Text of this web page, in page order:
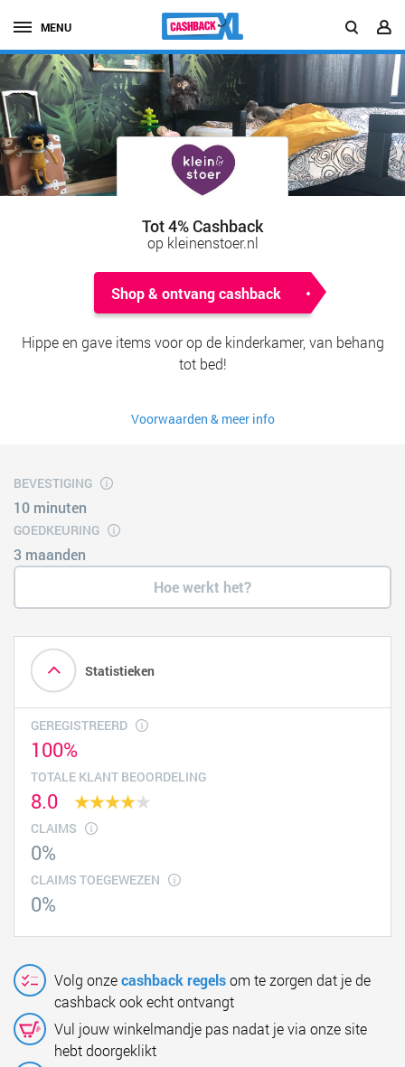
MENU
Tot 4% Cashback
op kleinenstoer.nl
Shop & ontvang cashback
Hippe en gave items voor op de kinderkamer, van behang
tot bed!
Voorwaarden & meer info
BEVESTIGING
10 minuten
GOEDKEURING
3 maanden
Hoe werkt het?
Statistieken
GEREGISTREERD
100%
TOTALE KLANT BEOORDELING
8.0
CLAIMS
0%
CLAIMS TOEGEWEZEN
0%
Volg onzecashback regelsom te zorgen dat je de
cashback ook echt ontvangt
Vul jouw winkelmandje pas nadat je via onze site
hebt doorgeklikt